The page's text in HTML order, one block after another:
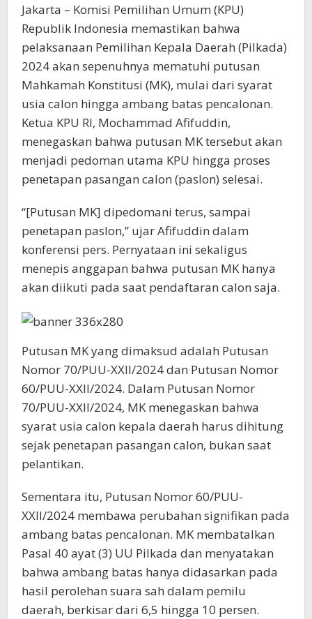
Jakarta – Komisi Pemilihan Umum (KPU)
Republik Indonesia memastikan bahwa
pelaksanaan Pemilihan Kepala Daerah (Pilkada)
2024 akan sepenuhnya mematuhi putusan
Mahkamah Konstitusi (MK), mulai dari syarat
usia calon hingga ambang batas pencalonan.
Ketua KPU RI, Mochammad Afifuddin,
menegaskan bahwa putusan MK tersebut akan
menjadi pedoman utama KPU hingga proses
penetapan pasangan calon (paslon) selesai.
“[Putusan MK] dipedomani terus, sampai
penetapan paslon,” ujar Afifuddin dalam
konferensi pers. Pernyataan ini sekaligus
menepis anggapan bahwa putusan MK hanya
akan diikuti pada saat pendaftaran calon saja.
Putusan MK yang dimaksud adalah Putusan
Nomor 70/PUU-XXII/2024 dan Putusan Nomor
60/PUU-XXII/2024. Dalam Putusan Nomor
70/PUU-XXII/2024, MK menegaskan bahwa
syarat usia calon kepala daerah harus dihitung
sejak penetapan pasangan calon, bukan saat
pelantikan.
Sementara itu, Putusan Nomor 60/PUU-
XXII/2024 membawa perubahan signifikan pada
ambang batas pencalonan. MK membatalkan
Pasal 40 ayat (3) UU Pilkada dan menyatakan
bahwa ambang batas hanya didasarkan pada
hasil perolehan suara sah dalam pemilu
daerah, berkisar dari 6,5 hingga 10 persen.